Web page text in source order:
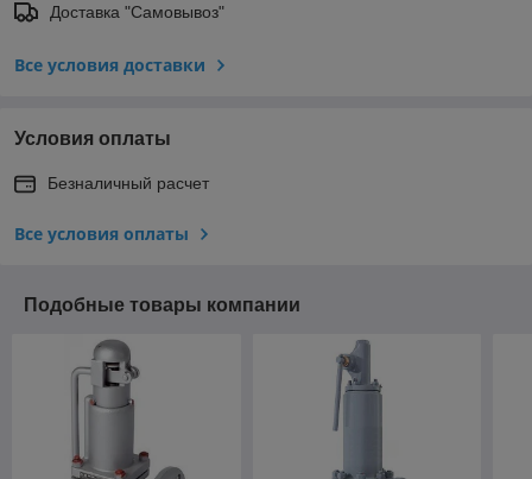
Доставка "Самовывоз"
Все условия доставки
Условия оплаты
Безналичный расчет
Все условия оплаты
Подобные товары компании